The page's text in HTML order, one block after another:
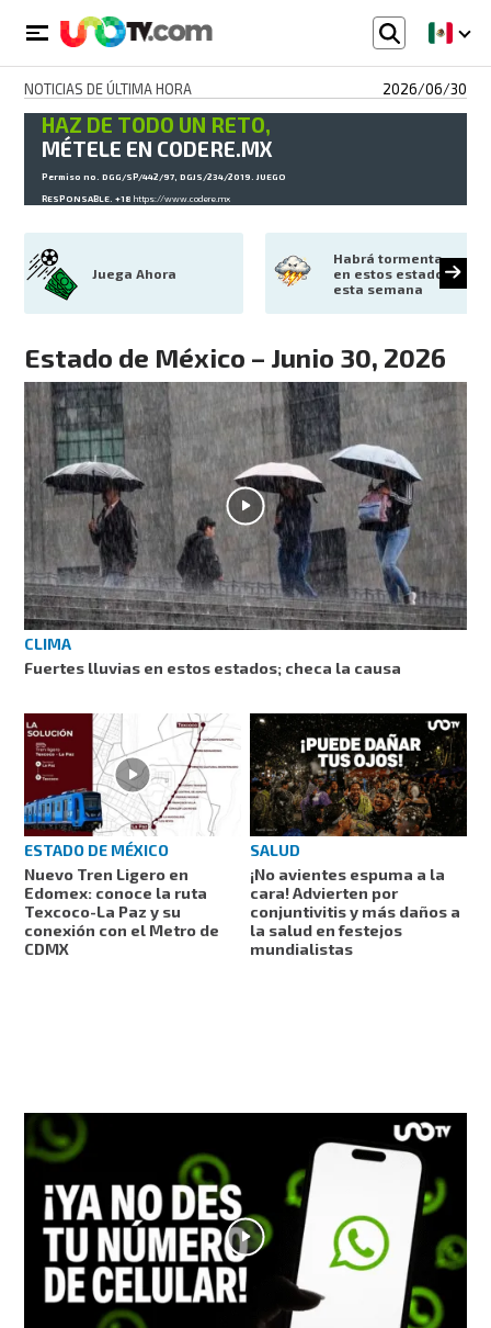
NOTICIAS DE ÚLTIMA HORA 2026/06/30
HAZ DE TODO UN RETO,
MÉTELE EN CODERE.MX
Permiso no. DGG/SP/442/97, DGJS/234/2019. JUEGO
RESPONSABLE. +18https://www.codere.mx
Juega Ahora
Habrá tormenta
en estos estados
esta semana
Estado de México – Junio 30, 2026
CLIMA
Fuertes lluvias en estos estados; checa la causa
ESTADO DE MÉXICO
Nuevo Tren Ligero en
Edomex: conoce la ruta
Texcoco-La Paz y su
conexión con el Metro de
CDMX
SALUD
¡No avientes espuma a la
cara! Advierten por
conjuntivitis y más daños a
la salud en festejos
mundialistas